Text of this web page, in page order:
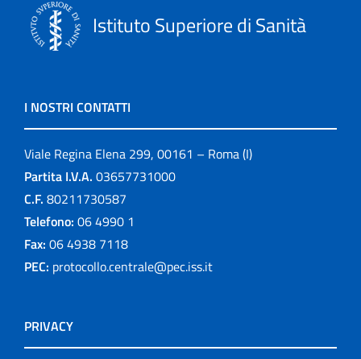
Istituto Superiore di Sanità
I NOSTRI CONTATTI
Viale Regina Elena 299, 00161 – Roma (I)
Partita I.V.A. 03657731000
C.F. 80211730587
Telefono: 06 4990 1
Fax: 06 4938 7118
PEC: protocollo.centrale@pec.iss.it
PRIVACY